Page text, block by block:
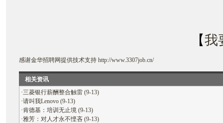
【我
感谢金华招聘网提供技术支持 http://www.3307job.cn/
相关资讯
·三菱银行薪酬整合触雷 (9-13)
·请叫我Lenovo (9-13)
·肯德基：培训无止境 (9-13)
·雅芳：对人才永不悭吝 (9-13)